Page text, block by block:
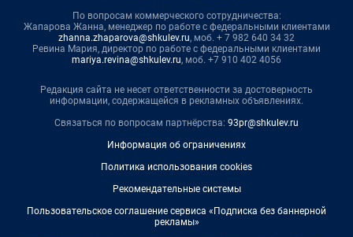
По вопросам коммерческого сотрудничества:
Жапарова Жанна, менеджер по работе с федеральными клиентами
zhanna.zhaparova@shkulev.ru, моб. + 7 982 640 34 32
Ревина Мария, директор по работе с федеральными клиентами
mariya.revina@shkulev.ru, моб. +7 910 402 4056
Редакция сайта не несет ответственности за достоверность
информации, содержащейся в рекламных объявлениях.
Связаться по вопросам партнёрства: 93pr@shkulev.ru
Информация об ограничениях
Политика использования cookies
Рекомендательные системы
Пользовательское соглашение сервиса «Подписка без баннерной
рекламы»